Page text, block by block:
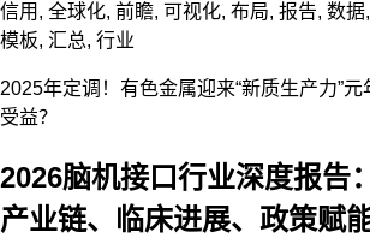
信用 , 全球化, 前瞻, 可视化, 布局, 报告, 数据,
模板, 汇总, 行业
2025年定调！有色金属迎来“新质生产力”
受益？
2026脑机接口行业深度报告
产业链、临床进展、政策赋